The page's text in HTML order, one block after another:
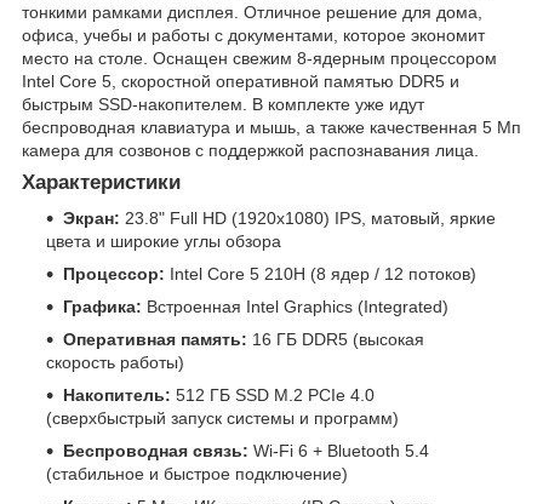
тонкими рамками дисплея. Отличное решение для дома,
офиса, учебы и работы с документами, которое экономит
место на столе. Оснащен свежим 8-ядерным процессором
Intel Core 5, скоростной оперативной памятью DDR5 и
быстрым SSD-накопителем. В комплекте уже идут
беспроводная клавиатура и мышь, а также качественная 5 Мп
камера для созвонов с поддержкой распознавания лица.
Характеристики
Экран: 23.8" Full HD (1920x1080) IPS, матовый, яркие
цвета и широкие углы обзора
Процессор: Intel Core 5 210H (8 ядер / 12 потоков)
Графика: Встроенная Intel Graphics (Integrated)
Оперативная память: 16 ГБ DDR5 (высокая
скорость работы)
Накопитель: 512 ГБ SSD M.2 PCIe 4.0
(сверхбыстрый запуск системы и программ)
Беспроводная связь: Wi-Fi 6 + Bluetooth 5.4
(стабильное и быстрое подключение)